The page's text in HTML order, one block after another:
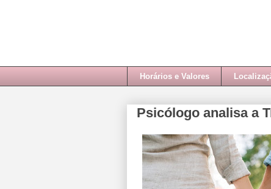
Horários e Valores
Psicólogo analisa a